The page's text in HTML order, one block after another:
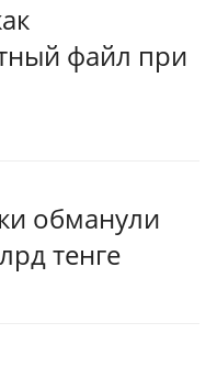
файл при
обманули
тенге